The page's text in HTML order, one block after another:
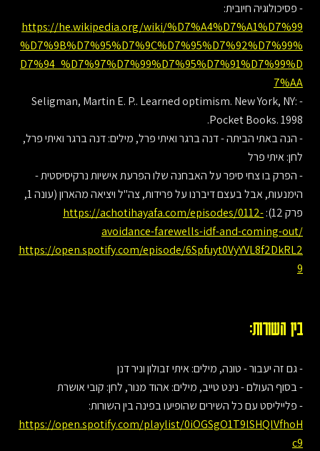
- פסיכולוגיה חיובית:
https://he.wikipedia.org/wiki/%D7%A4%D7%A1%D7%99
%D7%9B%D7%95%D7%9C%D7%95%D7%92%D7%99%
D7%94_%D7%97%D7%99%D7%95%D7%91%D7%99%D
7%AA
- Seligman, Martin E. P.. Learned optimism. New York, NY:
Pocket Books. 1998.
- הנה באתי הביתה - דנה ברגר ואיתי פרל, מילים: דנה ברגר ואיתי פרל,
לחן: איתי פרל
- הפרק בו צחי סיפר על האבחנה שלו הפרעת אישיות נרקיסיסטית -
הימנעות, אבל בעצם דיברנו על פרידות, צה"ל ויציאה מהארון (עונה 1,
פרק 12):
https://achotihayafa.com/episodes/0112-
avoidance-farewells-idf-and-coming-out/
https://open.spotify.com/episode/6Spfuyt0VyYVL8f2DkRL2
9
בין השורות:
- גם זה יעבור - טונה, מילים: איתי זבולון וניר דנן
- בסוף העולם - נינט טייב, מילים: אהוד מנור, לחן: קובי אושרת
- פלייליסט עם כל השירים שהופיעו בפינה בין השורות:
https://open.spotify.com/playlist/0iOGSgO1T9lSHQlVfhoH
c9